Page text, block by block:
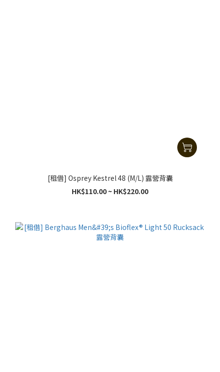
[租借] Osprey Kestrel 48 (M/L) 露營背囊
HK$110.00 ~ HK$220.00